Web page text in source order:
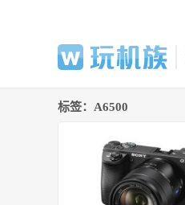
标签：A6500